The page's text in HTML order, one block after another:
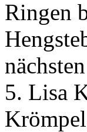
Ringen
5. Lisa